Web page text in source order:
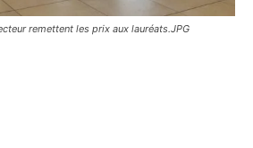
remettent les prix aux lauréats.JPG